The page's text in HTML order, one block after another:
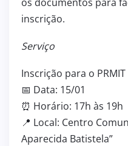
inscrição.
Serviço
Inscrição para o
📅 Data: 15/01
⏰ Horário: 17h às 19h
📍 Local: Centro
Aparecida Batistela”